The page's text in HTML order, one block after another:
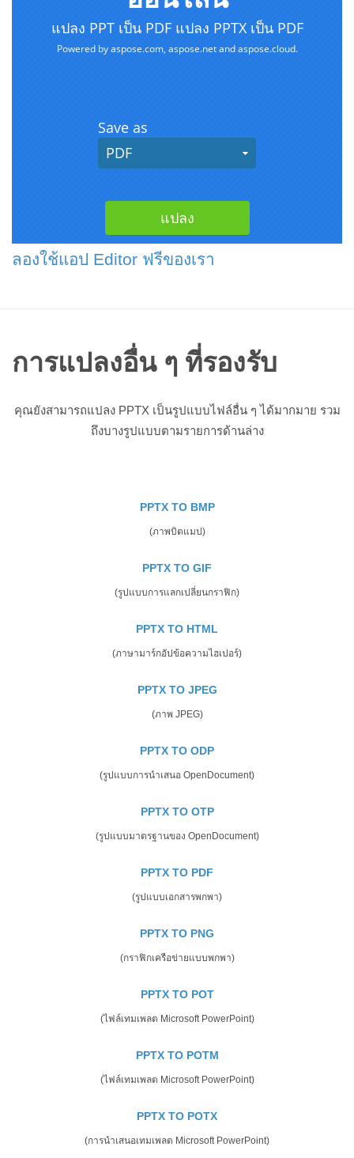
ลองใช้แอป Editor ฟรีของเรา
การแปลงอื่น ๆ ที่รองรับ
คุณยังสามารถแปลง PPTX เป็นรูปแบบไฟล์อื่น ๆ ได้มากมาย รวม
ถึงบางรูปแบบตามรายการด้านล่าง
PPTX TO BMP
(ภาพบิตแมป)
PPTX TO GIF
(รูปแบบการแลกเปลี่ยนกราฟิก)
PPTX TO HTML
(ภาษามาร์กอัปข้อความไฮเปอร์)
PPTX TO JPEG
(ภาพ JPEG)
PPTX TO ODP
(รูปแบบการนำเสนอ OpenDocument)
PPTX TO OTP
(รูปแบบมาตรฐานของ OpenDocument)
PPTX TO PDF
(รูปแบบเอกสารพกพา)
PPTX TO PNG
(กราฟิกเครือข่ายแบบพกพา)
PPTX TO POT
(ไฟล์เทมเพลต Microsoft PowerPoint)
PPTX TO POTM
(ไฟล์เทมเพลต Microsoft PowerPoint)
PPTX TO POTX
(การนำเสนอเทมเพลต Microsoft PowerPoint)